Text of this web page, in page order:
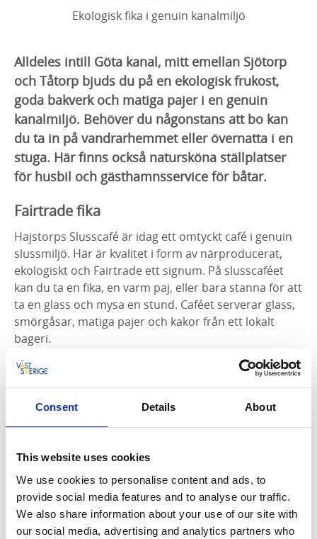
Consent Details About
This website uses cookies
We use cookies to personalise content and ads, to
provide social media features and to analyse our traffic.
We also share information about your use of our site with
our social media, advertising and analytics partners who
Ekologisk fika i genuin kanalmiljö
Alldeles intill Göta kanal, mitt emellan Sjötorp
och Tåtorp bjuds du på en ekologisk frukost,
goda bakverk och matiga pajer i en genuin
kanalmiljö. Behöver du någonstans att bo kan
du ta in på vandrarhemmet eller övernatta i en
stuga. Här finns också natursköna ställplatser
för husbil och gästhamnsservice för båtar.
Fairtrade fika
Hajstorps Slusscafé är idag ett omtyckt café i genuin
slussmiljö. Här är kvalitet i form av närproducerat,
ekologiskt och Fairtrade ett signum. På slusscaféet
kan du ta en fika, en varm paj, eller bara stanna för att
ta en glass och mysa en stund. Caféet serverar glass,
smörgåsar, matiga pajer och kakor från ett lokalt
bageri.
Slå dig ner, njut av den genuina kanalmiljön och av
kaffet i de handdrejade muggarna, tillverkade av
Borreboda Krukmakeri. Muggarna och mycket annat
följer kanalen fem kilometer söderut.
Hajstorp är en InfoPoint
Vill du ha fler tips på vad du kan hitta på i
närområdet? Hajstorps Slusscafé och Vandrarhem är